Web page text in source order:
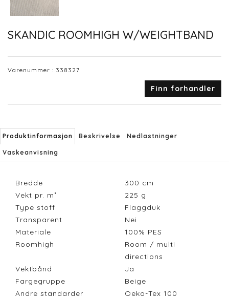
SKANDIC ROOMHIGH W/WEIGHTBAND
Varenummer : 338327
Finn forhandler
Produktinformasjon Beskrivelse Nedlastninger
Vaskeanvisning
Bredde 300 cm
Vekt pr. m²
225 g
Type stoff
Flaggduk
Transparent
Nei
Materiale
100% PES
Roomhigh
Room / multi
directions
Vektbånd
Ja
Fargegruppe
Beige
Andre standarder
Oeko-Tex 100